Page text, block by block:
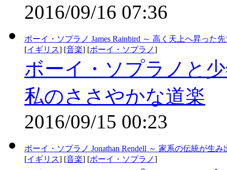
2016/09/16 07:36
ボーイ・ソプラノ James Rainbird ～ 高く天上へ昇った
[イギリス] [音楽] [ボーイ・ソプラノ]
ボーイ・ソプラノと
私のささやかな道楽
2016/09/15 00:23
ボーイ・ソプラノ Jonathan Rendell ～ 家系の伝統が生
[イギリス] [音楽] [ボーイ・ソプラノ]